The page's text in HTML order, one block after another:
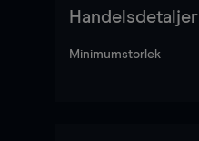
Handelsdetaljer
Minimumstorlek